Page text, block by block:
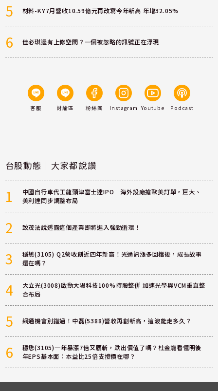
5 材料-KY7月營收10.59億元再改寫今年新高 年增32.05%
6 佳必琪還有上修空間？一個被忽略的訊號正在浮現
客服 討論區 粉絲團 Instagram Youtube Podcast
台股動態｜大家都說讚
1
中國自行車代工龍頭津富士達IPO 海外設廠搶歐美訂單，巨大、
美利達同步調整布局
2 致茂法說透露這個產業即將進入強勁循環！
3
穩懋(3105) Q2營收創近四年新高！光通訊漲多回檔後，成長故事
還在嗎？
4
大立光(3008)啟動大陽科技100%持股整併 加速光學與VCM垂直整
合布局
5 網通機會別錯過！中磊(5388)營收再創新高，這波能走多久？
6
穩懋(3105)一年暴漲7倍又腰斬，跌出價值了嗎？杜金龍看懂明後
年EPS基本面：本益比25倍支撐價在哪？